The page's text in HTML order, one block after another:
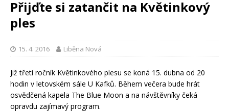
Přijďte si zatančit na Květinkový
ples
15. 4. 2016 Liběna Nová
Již třetí ročník Květinkového plesu se koná 15. dubna od 20
hodin v letovském sále U Kafků. Během večera bude hrát
osvědčená kapela The Blue Moon a na návštěvníky čeká
opravdu zajímavý program.